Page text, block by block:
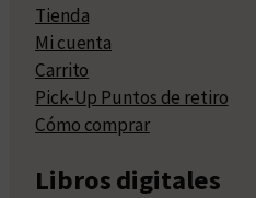
Tienda
Mi cuenta
Carrito
Pick-Up Puntos de retiro
Cómo comprar
Libros digitales